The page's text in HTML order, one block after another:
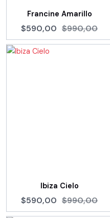
Francine Amarillo
$590,00 $990,00
Ibiza Cielo
$590,00 $990,00